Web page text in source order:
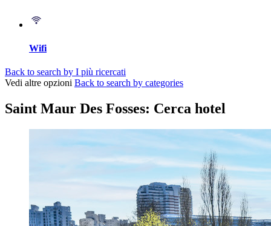
Wifi
Back to search by I più ricercati
Vedi altre opzioni Back to search by categories
Saint Maur Des Fosses: Cerca hotel